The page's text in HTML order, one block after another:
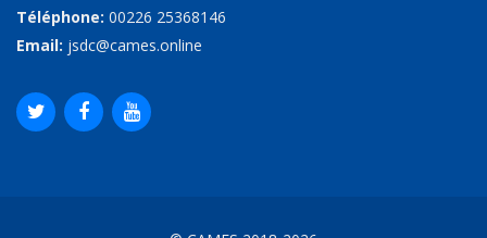
Téléphone: 00226 25368146
Email: jsdc@cames.online